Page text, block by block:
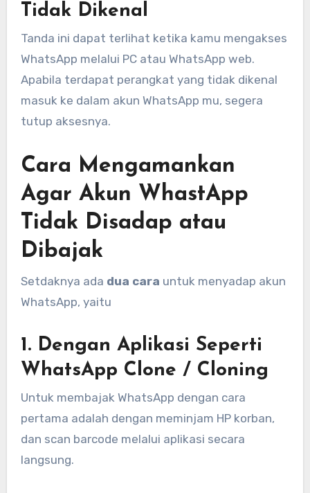
Tidak Dikenal
Tanda ini dapat terlihat ketika kamu mengakses
WhatsApp melalui PC atau WhatsApp web.
Apabila terdapat perangkat yang tidak dikenal
masuk ke dalam akun WhatsApp mu, segera
tutup aksesnya.
Cara Mengamankan
Agar Akun WhastApp
Tidak Disadap atau
Dibajak
Setdaknya ada dua cara untuk menyadap akun
WhatsApp, yaitu
1. Dengan Aplikasi Seperti
WhatsApp Clone / Cloning
Untuk membajak WhatsApp dengan cara
pertama adalah dengan meminjam HP korban,
dan scan barcode melalui aplikasi secara
langsung.